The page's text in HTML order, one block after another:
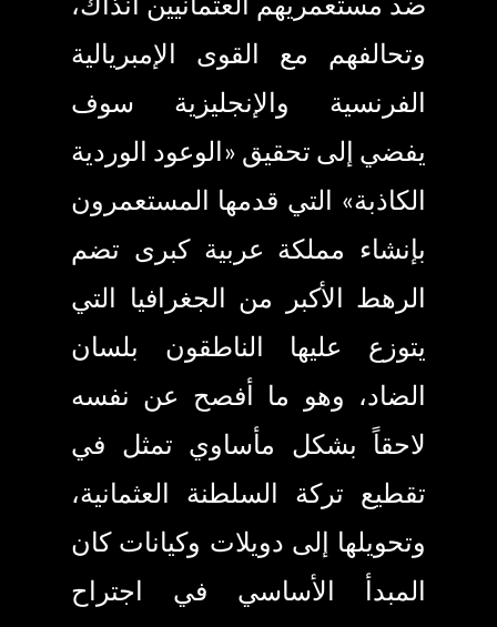
ضد مستعمريهم العثمانيين آنذاك،
وتحالفهم مع القوى الإمبريالية
الفرنسية والإنجليزية سوف
يفضي إلى تحقيق «الوعود الوردية
الكاذبة» التي قدمها المستعمرون
بإنشاء مملكة عربية كبرى تضم
الرهط الأكبر من الجغرافيا التي
يتوزع عليها الناطقون بلسان
الضاد، وهو ما أفصح عن نفسه
لاحقاً بشكل مأساوي تمثل في
تقطيع تركة السلطنة العثمانية،
وتحويلها إلى دويلات وكيانات كان
المبدأ الأساسي في اجتراح